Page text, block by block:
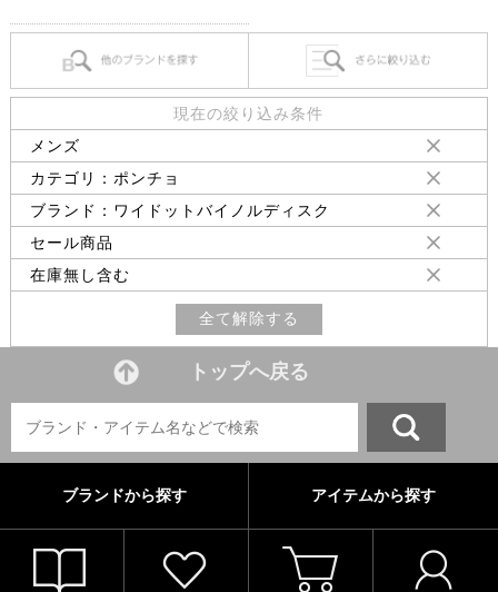
現在の絞り込み条件
メンズ
カテゴリ：ポンチョ
ブランド：ワイドットバイノルディスク
セール商品
在庫無し含む
全て解除する
トップへ戻る
ブランドから探す アイテムから探す